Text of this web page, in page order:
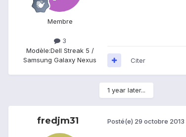
Membre
3
Modèle:Dell Streak 5 /
Samsung Galaxy Nexus
Citer
1 year later...
fredjm31 Posté(e) 29 octobre 2013